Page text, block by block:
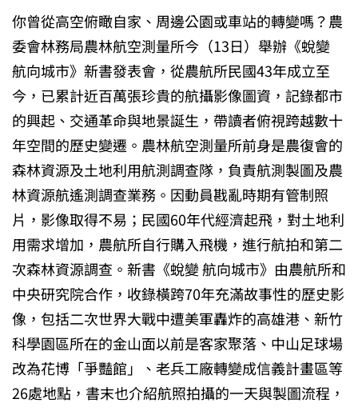
你曾從高空俯瞰自家、周邊公園或車站的轉變嗎？農
委會林務局農林航空測量所今（13日）舉辦《蛻變
航向城市》新書發表會，從農航所民國43年成立至
今，已累計近百萬張珍貴的航攝影像圖資，記錄都市
的興起、交通革命與地景誕生，帶讀者俯視跨越數十
年空間的歷史變遷。農林航空測量所前身是農復會的
森林資源及土地利用航測調查隊，負責航測製圖及農
林資源航遙測調查業務。因動員戡亂時期有管制照
片，影像取得不易；民國60年代經濟起飛，對土地利
用需求增加，農航所自行購入飛機，進行航拍和第二
次森林資源調查。新書《蛻變 航向城市》由農航所和
中央研究院合作，收錄橫跨70年充滿故事性的歷史影
像，包括二次世界大戰中遭美軍轟炸的高雄港、新竹
科學園區所在的金山面以前是客家聚落、中山足球場
改為花博「爭豔館」、老兵工廠轉變成信義計畫區等
26處地點，書末也介紹航照拍攝的一天與製圖流程，